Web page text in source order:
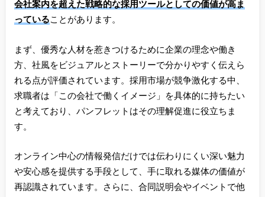
会社案内を超えた戦略的な採用ツールとしての価値が高ま
っていることがあります。
まず、優秀な人材を惹きつけるために企業の理念や働き
方、社風をビジュアルとストーリーで分かりやすく伝えら
れる点が評価されています。採用市場が競争激化する中、
求職者は「この会社で働くイメージ」を具体的に持ちたい
と考えており、パンフレットはその理解促進に役立ちま
す。
オンライン中心の情報発信だけでは伝わりにくい深い魅力
や安心感を提供する手段として、手に取れる媒体の価値が
再認識されています。さらに、合同説明会やイベントで他